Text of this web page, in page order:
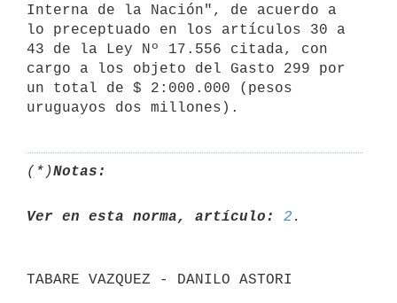
Interna de la Nación", de acuerdo a
lo preceptuado en los artículos 30 a
43 de la Ley Nº 17.556 citada, con
cargo a los objeto del Gasto 299 por
un total de $ 2:000.000 (pesos
(*)Notas:
Ver en esta norma, artículo: 2